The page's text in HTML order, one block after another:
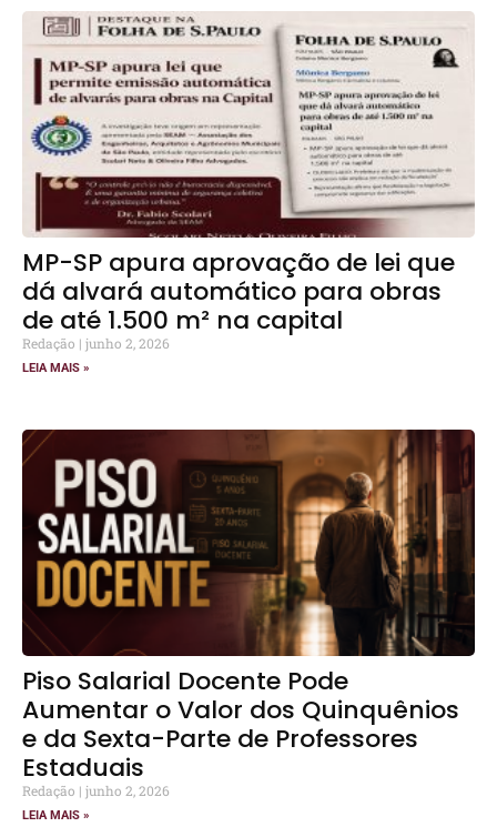
MP-SP apura aprovação de lei que
dá alvará automático para obras
de até 1.500 m² na capital
Redação junho 2, 2026
LEIA MAIS »
Piso Salarial Docente Pode
Aumentar o Valor dos Quinquênios
e da Sexta-Parte de Professores
Estaduais
Redação junho 2, 2026
LEIA MAIS »